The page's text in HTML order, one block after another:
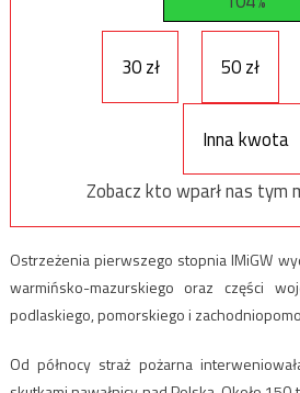
30 zł 50 zł
Inna kwota
Zobacz kto wparł nas tym
Ostrzeżenia pierwszego stopnia IMiGW
warmińsko-mazurskiego oraz części
podlaskiego, pomorskiego i
Od północy straż pożarna